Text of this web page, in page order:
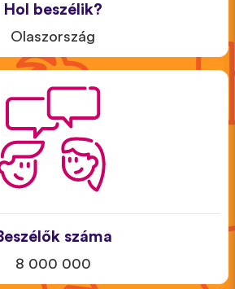
Hol beszélik?
Olaszország
száma
8 000 000